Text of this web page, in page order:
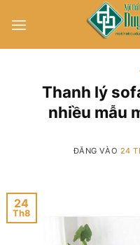
qua
Thanh lý
nhiều mẫu
ĐĂNG VÀO 24
24
Th8